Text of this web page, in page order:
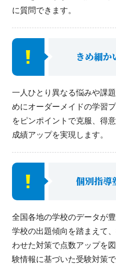
に質問できます。
きめ細か
一人ひとり異なる悩みや課
めにオーダーメイドの学習
をピンポイントで克服、得
成績アップを実現します。
個別指導
全国各地の学校のデータが
学校の出題傾向を踏まえて
わせた対策で点数アップを
験情報に基づいた受験対策